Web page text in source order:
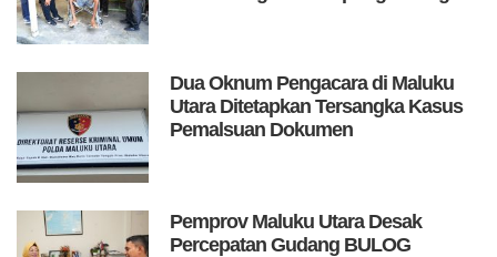
Dua Oknum Pengacara di Maluku
Utara Ditetapkan Tersangka Kasus
Pemalsuan Dokumen
Pemprov Maluku Utara Desak
Percepatan Gudang BULOG